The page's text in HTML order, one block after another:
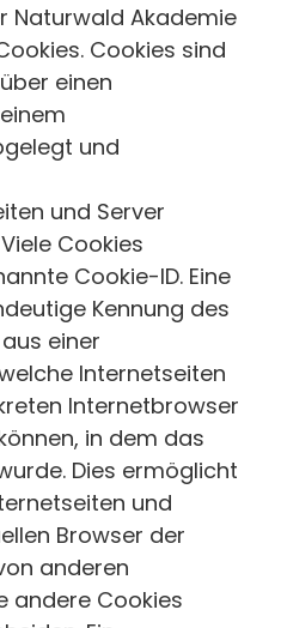
Naturwald Akademie
Cookies sind
einen
und
und Server
Cookies
Cookie-ID. Eine
Kennung des
einer
Internetseiten
Internetbrowser
in dem das
Dies ermöglicht
und
Browser der
anderen
andere Cookies